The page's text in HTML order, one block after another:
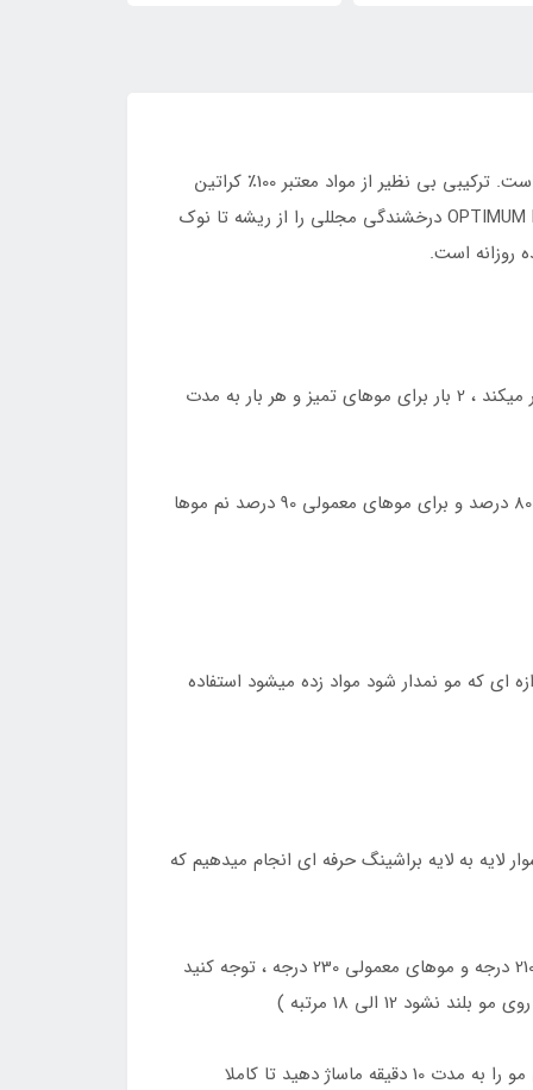
کراتین OPTIMUM MATRIX ، بدون قرنطینه . این فرمول منحصر به فرد نشان دهنده برش در فناوری نانو طلا مبتنی بر کراتین است. ترکیبی بی نظیر از مواد معتبر 100٪ کراتین
برزیلی و نانو ذرات طلای 24KT ، موهای شما را به سطح جدیدی از ظرافت ، لطافت و درخشش می رساند. OPTIMUM MATRIX KERATIN درخشندگی مجللی را از ریشه تا نوک
روزانه است.
1 – با شامپو قبل از کراتین مو را کاملا شست و شو دهید (این شامپو باعث باز شدن پولک های مو شده و کراتین پذیری را بهتر میکند ، 2 بار برای موهای تمیز و هر بار به مدت
2 – 80 الی 90 درصد نم مو را با سشوار گرفته و خشک میکنیم تا جایی که کمی مرطوب باقی بماند (برای موهای وز و خشک تا 80 درصد و برای موهای معمولی 90 درصد نم موها
فقط به اندازه ای که مو نمدار شود مواد زده میشود استفاده
به لایه براشینگ حرفه ای انجام میدهیم که
7 – بعد از براشینگ دوباره مو را تقسیم کرده و اتوکشی را انجام دهید (برای موهای آسیب دیده و در حد کش اومدن با دمای 210 درجه و موهای معمولی 230 درجه ، توجه کنید
12 الی 18 مرتبه )
8 – بعد از 10 دقیقه پس از اتمام اتوکشی مو را آبکشی کنید و با مواد شماره 3 یا ماسک مو تثبیت کننده به صورت طناب کشی مو را به مدت 10 دقیقه ماساژ دهید تا کاملا